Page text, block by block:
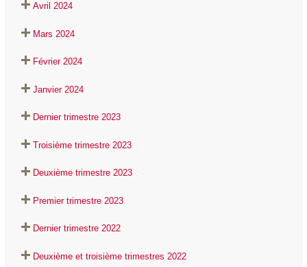
Avril 2024
Mars 2024
Février 2024
Janvier 2024
Dernier trimestre 2023
Troisième trimestre 2023
Deuxième trimestre 2023
Premier trimestre 2023
Dernier trimestre 2022
Deuxième et troisième trimestres 2022